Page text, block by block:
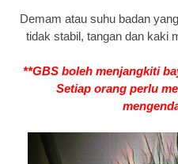
Demam atau suhu badan
tidak stabil, tangan dan kaki
**GBS boleh menjangkiti
Setiap orang perlu